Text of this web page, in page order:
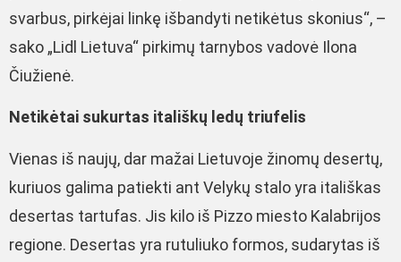
svarbus, pirkėjai linkę išbandyti netikėtus skonius“, –
sako „Lidl Lietuva“ pirkimų tarnybos vadovė Ilona
Čiužienė.
Netikėtai sukurtas itališkų ledų triufelis
Vienas iš naujų, dar mažai Lietuvoje žinomų desertų,
kuriuos galima patiekti ant Velykų stalo yra itališkas
desertas tartufas. Jis kilo iš Pizzo miesto Kalabrijos
regione. Desertas yra rutuliuko formos, sudarytas iš